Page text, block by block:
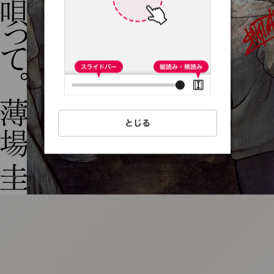
:692.15.692.16:t-
vnqp.lunrzsdszk.vn.oi